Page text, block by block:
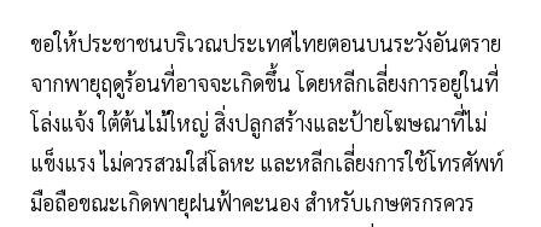
ขอให้ประชาชนบริเวณประเทศไทยตอนบนระวังอันตราย
จากพายุฤดูร้อนที่อาจจะเกิดขึ้น โดยหลีกเลี่ยงการอยู่ในที่
โล่งแจ้ง ใต้ต้นไม้ใหญ่ สิ่งปลูกสร้างและป้ายโฆษณาที่ไม่
แข็งแรง ไม่ควรสวมใส่โลหะ และหลีกเลี่ยงการใช้โทรศัพท์
มือถือขณะเกิดพายุฝนฟ้าคะนอง สำหรับเกษตรกรควร